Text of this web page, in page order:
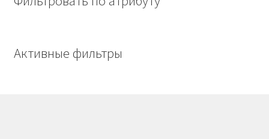
Активные фильтры